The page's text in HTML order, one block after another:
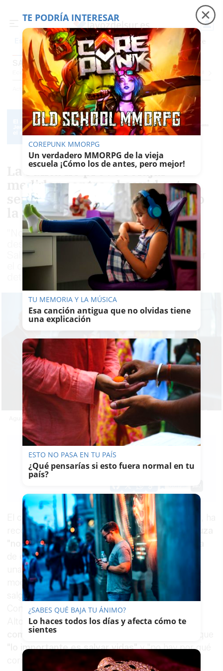
Es noticia Precio luz Padre Coraje Fábrica de botellas
SALUD
EconomíaSociedadInternacionalPolíticaEcologíaEducación Salud
Actualidad Salud
La Junta no prevé relajar
medidas contra el covid esta
semana: "Hemos bajado mucho
la guardia"
"No hay por qué correr mucho en la
desescalada", ha afirmado el consejero de
Salud, un día antes de que se vuelva a reunir
el comité de expertos para mantener o
determinar nuevas medidas en Andalucía
Aguirre y Moreno (PP), en una imagen de archivo.
LAVOZDELSUR.ES
31/05/2021Actualizado: 31/05/2021 - 15:19
WhatsApp
Copy
Link
Guardar
El consejero de Salud y Familias,Jesús Aguirre
reconocido este lunes quela comunidad andaluza
"no va bien" respecto a laincidencia
coronavirusy se ha inclinado por mantener
una postura "lo más conservadora posible" de
modo que, según ha avanzado, la propuesta que
salga "posiblemente" de la próxima reunión del
Consejo Asesor de Alertas de Salud Pública de
Alto Impacto de Andalucía, el conocido como
comité de expertos
"lo importante es salvar vidas"y "no hay por qué
correr en la
desescalada", ha agregado.
TE PODRÍA INTERESAR
COREPUNK MMORPG
Un verdadero MMORPG de la vieja
escuela ¡Cómo los de antes, pero mejor!
TU MEMORIA Y LA MÚSICA
Esa canción antigua que no olvidas tiene
una explicación
ESTO NO PASA EN TU PAÍS
¿Qué pensarías si esto fuera normal en tu
país?
¿SABES QUÉ BAJA TU ÁNIMO?
Lo haces todos los días y afecta cómo te
sientes